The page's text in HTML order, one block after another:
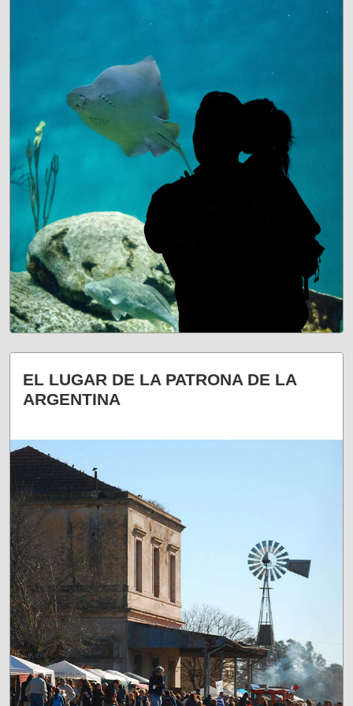
¡UN DESTINO IMPERDIBLE!
EL LUGAR DE LA PATRONA DE LA
ARGENTINA